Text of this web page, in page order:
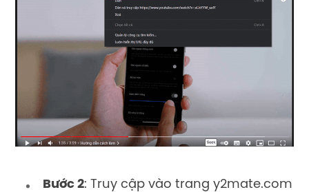
Bước 2: Truy cập vào trang y2mate.com